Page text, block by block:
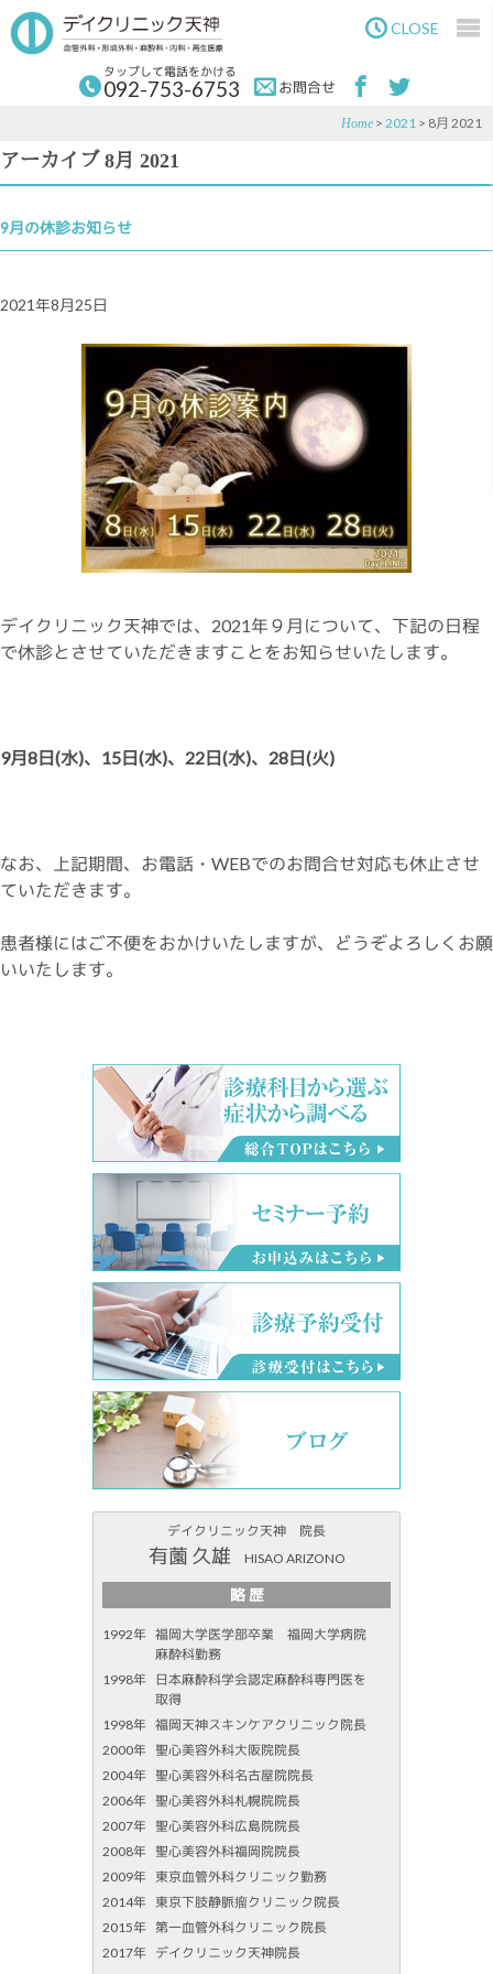
to
main
content
to
primary
sidebar
タップして電話をかける
092-753-6753 お問合せ
CLOSE
Home > 2021 > 8月 2021
アーカイブ 8月 2021
9月の休診お知らせ
2021年8月25日
デイクリニック天神では、2021年９月について、下記の日程
で休診とさせていただきますことをお知らせいたします。
9月8日(水)、15日(水)、22日(水)、28日(火)
なお、上記期間、お電話・WEBでのお問合せ対応も休止させ
ていただきます。
患者様にはご不便をおかけいたしますが、どうぞよろしくお願
いいたします。
デイクリニック天神 院長
有薗 久雄 HISAO ARIZONO
略 歴
1992年 福岡大学医学部卒業 福岡大学病院
麻酔科勤務
1998年
日本麻酔科学会認定麻酔科専門医を
取得
1998年 福岡天神スキンケアクリニック院長
2000年 聖心美容外科大阪院院長
2004年 聖心美容外科名古屋院院長
2006年 聖心美容外科札幌院院長
2007年 聖心美容外科広島院院長
2008年 聖心美容外科福岡院院長
2009年 東京血管外科クリニック勤務
2014年 東京下肢静脈瘤クリニック院長
2015年 第一血管外科クリニック院長
2017年 デイクリニック天神院長